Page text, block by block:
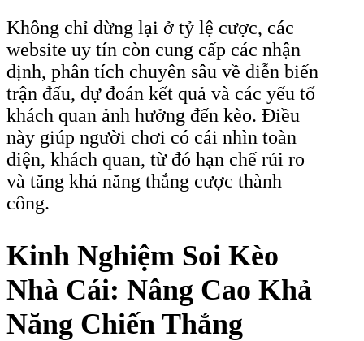
Không chỉ dừng lại ở tỷ lệ cược, các
website uy tín còn cung cấp các nhận
định, phân tích chuyên sâu về diễn biến
trận đấu, dự đoán kết quả và các yếu tố
khách quan ảnh hưởng đến kèo. Điều
này giúp người chơi có cái nhìn toàn
diện, khách quan, từ đó hạn chế rủi ro
và tăng khả năng thắng cược thành
công.
Kinh Nghiệm Soi Kèo
Nhà Cái: Nâng Cao Khả
Năng Chiến Thắng